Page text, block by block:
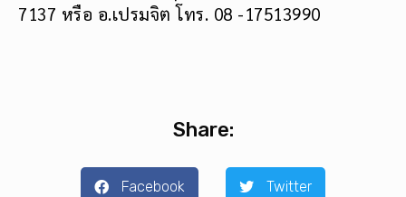
7137 หรือ อ.เปรมจิต โทร. 08 -17513990
Share:
Facebook Twitter